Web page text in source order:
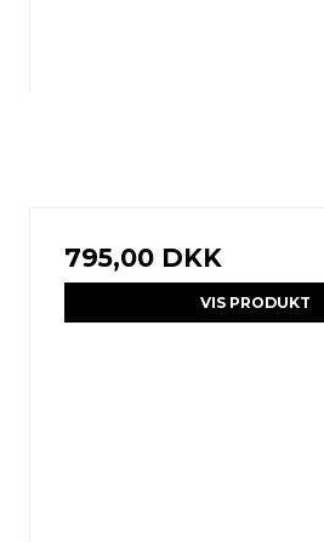
795,00 DKK
VIS PRODUKT